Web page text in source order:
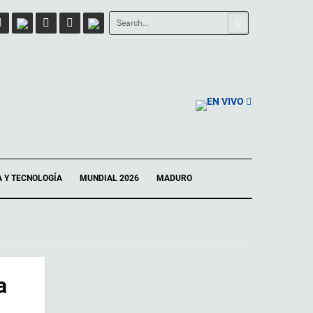
EN VIVO
Y TECNOLOGÍA MUNDIAL 2026 MADURO